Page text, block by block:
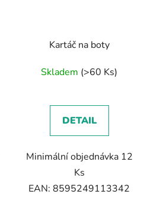
Kartáč na boty
Skladem (>60 Ks)
DETAIL
Minimální objednávka 12
Ks
EAN: 8595249113342